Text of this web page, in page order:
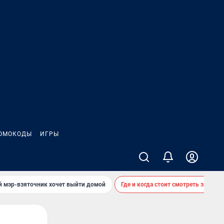
ИГРЫ
мэр-взяточник хочет выйти домой Где и когда стоит смотреть